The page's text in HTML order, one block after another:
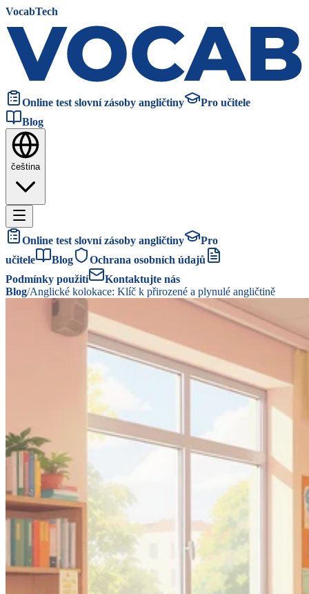
VocabTech
Online test slovní zásoby angličtiny
Pro učitele
Blog
čeština
Online test slovní zásoby angličtiny
Pro
učitele
Blog
Ochrana osobních údajů
Podmínky použití
Kontaktujte nás
Blog/Anglické kolokace: Klíč k přirozené a plynulé angličtině